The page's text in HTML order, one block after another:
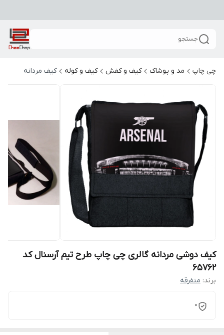
جستجو
چی چاپ مد و پوشاک کیف و کفش کیف و کوله کیف مردانه
کیف دوشی مردانه گالری چی چاپ طرح تیم آرسنال کد
65762
برند: متفرقه
0